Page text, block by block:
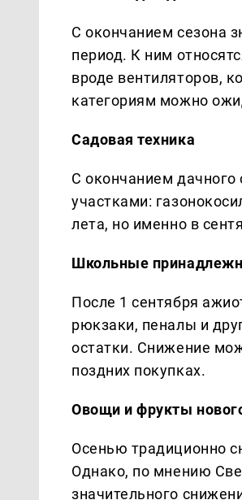
С окончанием сезона
период. К ним
вроде вентиляторов,
категориям можно
Садовая техника
С окончанием дачного
участками:
лета, но именно в
Школьные
После 1 сентября
рюкзаки, пеналы и
остатки. Снижение
поздних покупках.
Овощи и фрукты
Осенью традиционно
Однако, по мнению
значительного